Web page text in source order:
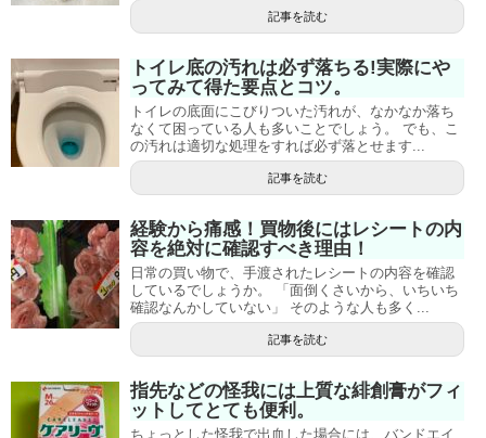
記事を読む
トイレ底の汚れは必ず落ちる!実際にや
ってみて得た要点とコツ。
トイレの底面にこびりついた汚れが、なかなか落ち
なくて困っている人も多いことでしょう。 でも、こ
の汚れは適切な処理をすれば必ず落とせます...
記事を読む
経験から痛感！買物後にはレシートの内
容を絶対に確認すべき理由！
日常の買い物で、手渡されたレシートの内容を確認
しているでしょうか。 「面倒くさいから、いちいち
確認なんかしていない」 そのような人も多く...
記事を読む
指先などの怪我には上質な緋創膏がフィ
ットしてとても便利。
ちょっとした怪我で出血した場合には、バンドエイ